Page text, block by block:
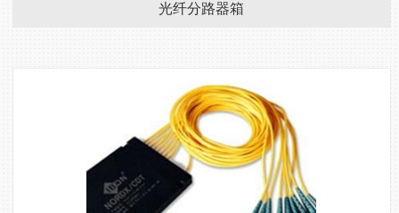
光纤分路器箱